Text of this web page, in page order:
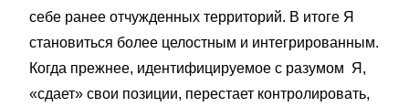
себе ранее отчужденных территорий. В итоге Я
становиться более целостным и интегрированным.
Когда прежнее, идентифицируемое с разумом Я,
«сдает» свои позиции, перестает контролировать,